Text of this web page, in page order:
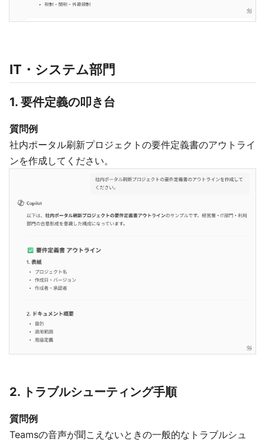
IT・システム部門
1. 要件定義の叩き台
質問例
社内ポータル刷新プロジェクトの要件定義書のアウトライ
ンを作成してください。
2. トラブルシューティング手順
質問例
Teamsの音声が聞こえないときの一般的なトラブルシュ